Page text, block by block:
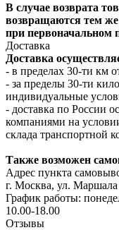
В случае возврата
возвращаются тем же
при первоначальном
Доставка
Доставка
- в пределах 30-ти км
- за пределы 30-ти
индивидуальные
- доставка по России
компаниями на
склада транспортной
Также возможен
Адрес пункта
г. Москва, ул.
График работы:
10.00-18.00
Отзывы